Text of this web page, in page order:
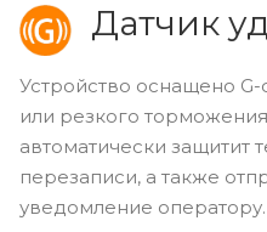
Датчик
Устройство оснащено
или резкого
автоматически защитит
перезаписи, а также
уведомление оператору.